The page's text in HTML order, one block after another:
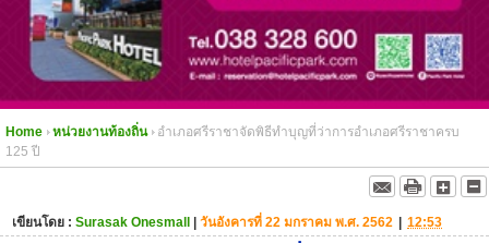
Home หน่วยงานท้องถิ่น
อำเภอศรีราชาจัดพิธีทำบุญที่ว่าการอำเภอศรีราชาครบ
125 ปี
เขียนโดย : Surasak Onesmall | วันอังคารที่ 22 มกราคม พ.ศ. 2562 | 12:53